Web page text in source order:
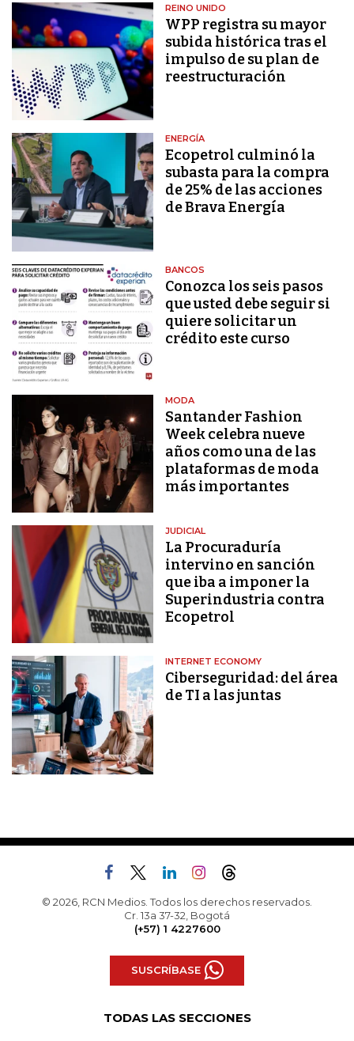
REINO UNIDO
WPP registra su mayor
subida histórica tras el
impulso de su plan de
reestructuración
ENERGÍA
Ecopetrol culminó la
subasta para la compra
de 25% de las acciones
de Brava Energía
BANCOS
Conozca los seis pasos
que usted debe seguir si
quiere solicitar un
crédito este curso
MODA
Santander Fashion
Week celebra nueve
años como una de las
plataformas de moda
más importantes
JUDICIAL
La Procuraduría
intervino en sanción
que iba a imponer la
Superindustria contra
Ecopetrol
INTERNET ECONOMY
Ciberseguridad: del área
de TI a las juntas
© 2026, RCN Medios. Todos los derechos reservados.
Cr. 13a 37-32, Bogotá
(+57) 1 4227600
SUSCRÍBASE
TODAS LAS SECCIONES